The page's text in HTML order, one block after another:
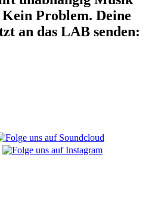
Problem. Deine
an das LAB senden: